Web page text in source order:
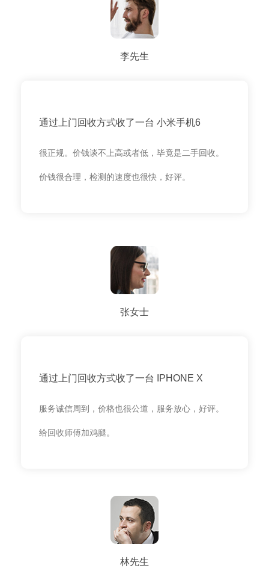
李先生
通过上门回收方式收了一台 小米手机6
很正规。价钱谈不上高或者低，毕竟是二手回收。
价钱很合理，检测的速度也很快，好评。
张女士
通过上门回收方式收了一台 IPHONE X
服务诚信周到，价格也很公道，服务放心，好评。
给回收师傅加鸡腿。
林先生